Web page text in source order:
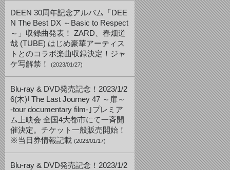
DEEN 30周年記念アルバム「DEE
N The Best DX ～Basic to Respect
～」収録曲発表！ ZARD、春畑道
哉 (TUBE) はじめ豪華アーティス
トとのコラボ楽曲収録決定！ジャ
ケ写解禁！
(2023/01/27)
Blu-ray & DVD発売記念！2023/1/2
6(木)｢The Last Journey 47 ～扉～
-tour documentary film-｣プレミア
ム上映会 全国4大都市にて一斉開
催決定。チケット一般販売開始！
※当日券情報記載 (2023/01/17)
Blu-ray & DVD発売記念！2023/1/2